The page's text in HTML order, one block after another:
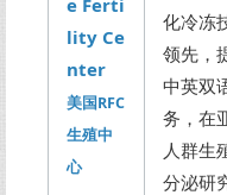
lity Ce
nter
美国RFC
生殖中
心
化冷冻
领先，
中英双
务，在
人群生
分泌研